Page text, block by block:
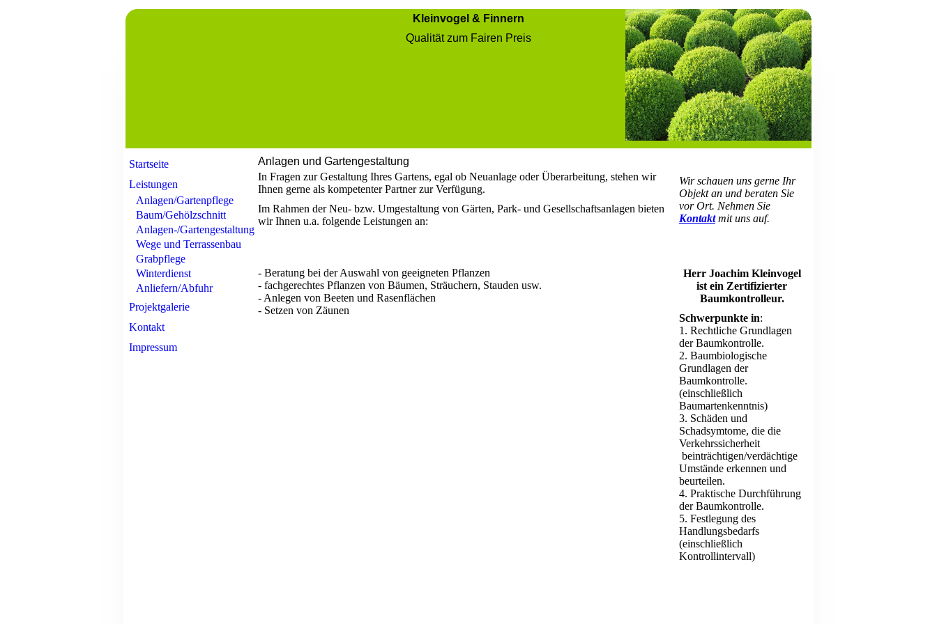
Kleinvogel & Finnern
Qualität zum Fairen Preis
Startseite
Leistungen
Anlagen/Gartenpflege
Baum/Gehölzschnitt
Anlagen-/Gartengestaltung
Wege und Terrassenbau
Grabpflege
Winterdienst
Anliefern/Abfuhr
Projektgalerie
Kontakt
Impressum
Anlagen und Gartengestaltung
In Fragen zur Gestaltung Ihres Gartens, egal ob Neuanlage oder Überarbeitung, stehen wir
Ihnen gerne als kompetenter Partner zur Verfügung.
Im Rahmen der Neu- bzw. Umgestaltung von Gärten, Park- und Gesellschaftsanlagen bieten
wir Ihnen u.a. folgende Leistungen an:
- Beratung bei der Auswahl von geeigneten Pflanzen
- fachgerechtes Pflanzen von Bäumen, Sträuchern, Stauden usw.
- Anlegen von Beeten und Rasenflächen
- Setzen von Zäunen
Wir schauen uns gerne Ihr
Objekt an und beraten Sie
vor Ort. Nehmen Sie
Kontakt mit uns auf.
Herr Joachim Kleinvogel
ist ein Zertifizierter
Baumkontrolleur.
Schwerpunkte in:
1. Rechtliche Grundlagen
der Baumkontrolle.
2. Baumbiologische
Grundlagen der
Baumkontrolle.
(einschließlich
Baumartenkenntnis)
3. Schäden und
Schadsymtome, die die
Verkehrssicherheit
beinträchtigen/verdächtige
Umstände erkennen und
beurteilen.
4. Praktische Durchführung
der Baumkontrolle.
5. Festlegung des
Handlungsbedarfs
(einschließlich
Kontrollintervall)